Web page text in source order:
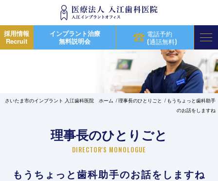
採用情報
Recruit
インプラント治療
無料説明会
電話予約
(通話無料)
さいたま市のインプラント 入江歯科医院 ホーム 理事長のひとりごと
もうちょっと歯科助手
のお話をしますね
理事長のひとりごと
DIRECTOR'S MONOLOGUE
もうちょっと歯科助手のお話をしますね